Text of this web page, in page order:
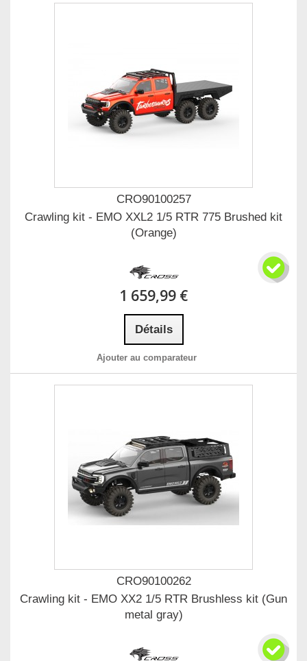
CRO90100257
Crawling kit - EMO XXL2 1/5 RTR 775 Brushed kit
(Orange)
1 659,99 €
Détails
Ajouter au comparateur
CRO90100262
Crawling kit - EMO XX2 1/5 RTR Brushless kit (Gun
metal gray)